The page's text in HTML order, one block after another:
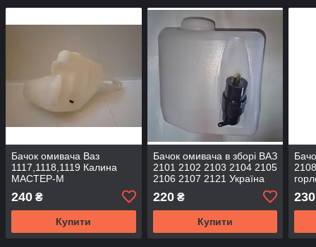
Бачок омивача Ваз
1117,1118,1119 Калина
МАСТЕР-М
240 ₴
Купити
Бачок омивача в зборі ВАЗ
2101 2102 2103 2104 2105
2106 2107 2121 Україна
220₴
Купити
230